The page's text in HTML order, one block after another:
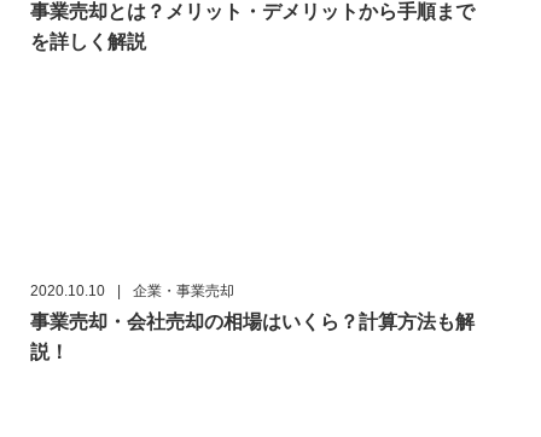
事業売却とは？メリット・デメリットから手順まで
を詳しく解説
2020.10.10 企業・事業売却
事業売却・会社売却の相場はいくら？計算方法も解
説！